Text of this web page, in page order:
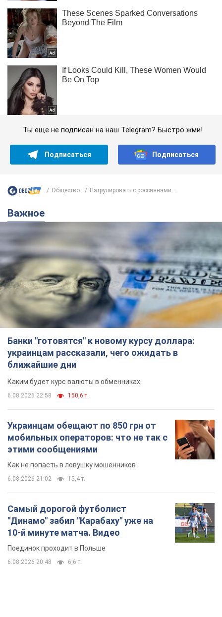
Ты еще не подписан на наш Telegram? Быстро жми!
Подписаться Подписаться
Общество Патрулировать с россиянами...
Важное
Банки "готовятся" к новому курсу доллара:
украинцам рассказали, чего ожидать в
ближайшие дни
Каким будет курс валюты в обменниках
6.08.2026 22:58 150,6 т.
Украинцам обещают по 850 грн от
мобильных операторов: что не так с
этими сообщениями
Как не попасть в ловушку мошенников
6.08.2026 21:02 15,4 т.
Самый дорогой футболист
"Динамо" забил "Карабаху" уже на
10-й минуте матча. Видео
Поединок проходит в Польше
6.08.2026 20:48 6,6 т.